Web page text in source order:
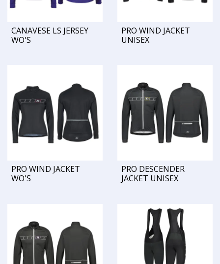
CANAVESE LS JERSEY
WO'S
PRO WIND JACKET
UNISEX
PRO WIND JACKET
WO'S
PRO DESCENDER
JACKET UNISEX